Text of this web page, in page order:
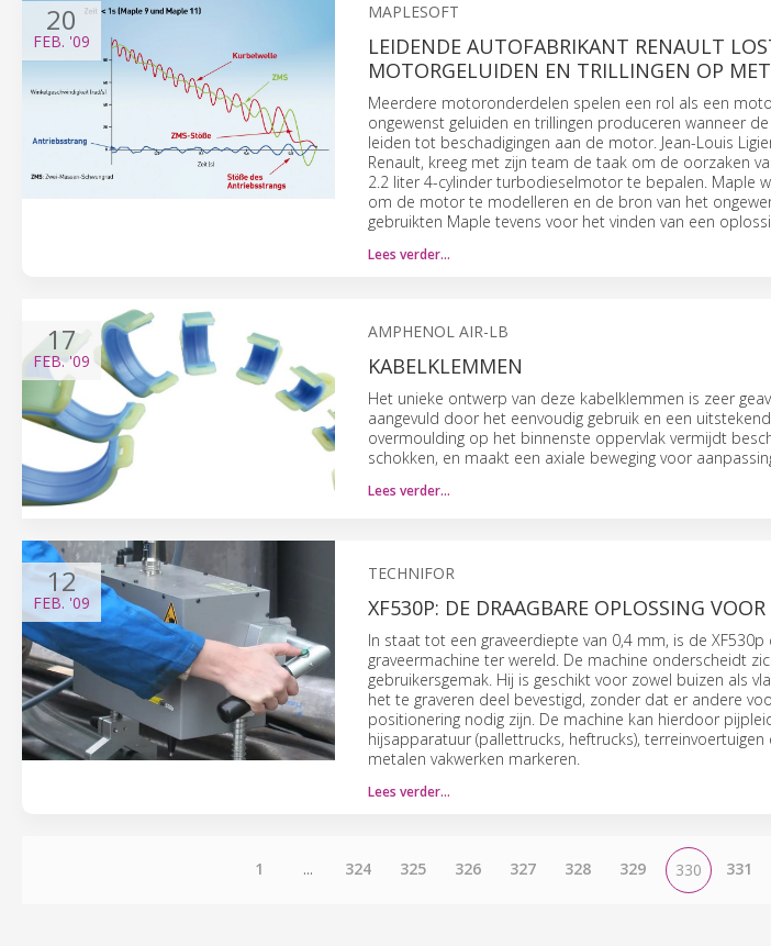
20
FEB. '09
MAPLESOFT
LEIDENDE AUTOFABRIKANT RENAULT
MOTORGELUIDEN EN TRILLINGEN OP
Meerdere motoronderdelen spelen een rol als een
ongewenst geluiden en trillingen produceren wanneer
leiden tot beschadigingen aan de motor. Jean-Louis
Renault, kreeg met zijn team de taak om de oorzaken
2.2 liter 4-cylinder turbodieselmotor te bepalen. Maple
om de motor te modelleren en de bron van het
gebruikten Maple tevens voor het vinden van een
Lees verder…
17
FEB.'09
AMPHENOL AIR-LB
KABELKLEMMEN
Het unieke ontwerp van deze kabelklemmen is zeer
aangevuld door het eenvoudig gebruik en een
overmoulding op het binnenste oppervlak vermijdt
schokken, en maakt een axiale beweging voor
Lees verder…
12
FEB. '09
TECHNIFOR
XF530P: DE DRAAGBARE OPLOSSING VOOR
In staat tot een graveerdiepte van 0,4 mm, is de
graveermachine ter wereld. De machine onderscheidt
gebruikersgemak. Hij is geschikt voor zowel buizen als
het te graveren deel bevestigd, zonder dat er andere
positionering nodig zijn. De machine kan hierdoor
hijsapparatuur (pallettrucks, heftrucks),
metalen vakwerken markeren.
Lees verder…
1 ... 324 325 326 327 328 329 330 331